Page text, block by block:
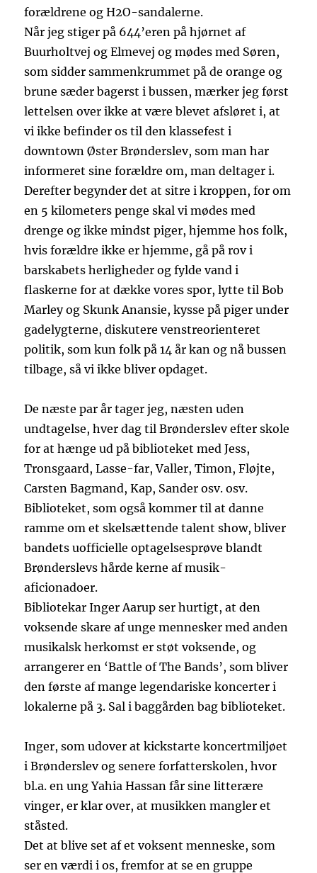
forældrene og H2O-sandalerne.
Når jeg stiger på 644’eren på hjørnet af
Buurholtvej og Elmevej og mødes med Søren,
som sidder sammenkrummet på de orange og
brune sæder bagerst i bussen, mærker jeg først
lettelsen over ikke at være blevet afsløret i, at
vi ikke befinder os til den klassefest i
downtown Øster Brønderslev, som man har
informeret sine forældre om, man deltager i.
Derefter begynder det at sitre i kroppen, for om
en 5 kilometers penge skal vi mødes med
drenge og ikke mindst piger, hjemme hos folk,
hvis forældre ikke er hjemme, gå på rov i
barskabets herligheder og fylde vand i
flaskerne for at dække vores spor, lytte til Bob
Marley og Skunk Anansie, kysse på piger under
gadelygterne, diskutere venstreorienteret
politik, som kun folk på 14 år kan og nå bussen
tilbage, så vi ikke bliver opdaget.
De næste par år tager jeg, næsten uden
undtagelse, hver dag til Brønderslev efter skole
for at hænge ud på biblioteket med Jess,
Tronsgaard, Lasse-far, Valler, Timon, Fløjte,
Carsten Bagmand, Kap, Sander osv. osv.
Biblioteket, som også kommer til at danne
ramme om et skelsættende talent show, bliver
bandets uofficielle optagelsesprøve blandt
Brønderslevs hårde kerne af musik-
aficionadoer.
Bibliotekar Inger Aarup ser hurtigt, at den
voksende skare af unge mennesker med anden
musikalsk herkomst er støt voksende, og
arrangerer en ‘Battle of The Bands’, som bliver
den første af mange legendariske koncerter i
lokalerne på 3. Sal i baggården bag biblioteket.
Inger, som udover at kickstarte koncertmiljøet
i Brønderslev og senere forfatterskolen, hvor
bl.a. en ung Yahia Hassan får sine litterære
vinger, er klar over, at musikken mangler et
ståsted.
Det at blive set af et voksent menneske, som
ser en værdi i os, fremfor at se en gruppe